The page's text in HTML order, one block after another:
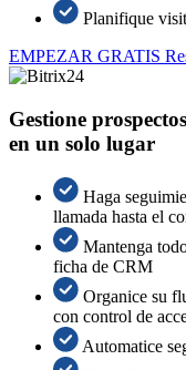
Planifique
EMPEZAR GRATIS
Gestione
en un solo lugar
Haga
llamada hasta el
Mantenga
ficha de CRM
Organice su
con control de
Automatice